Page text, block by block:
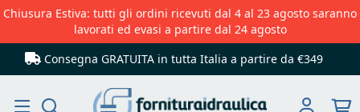
Chiusura Estiva: tutti gli ordini ricevuti dal 4 al 23 agosto saranno
lavorati ed evasi a partire dal 24 agosto
Consegna GRATUITA in tutta Italia a partire da €349